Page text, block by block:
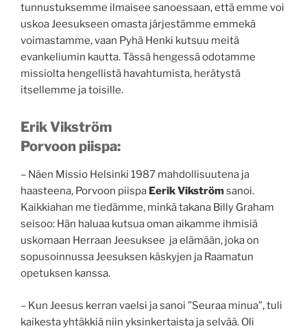
tunnustuksemme ilmaisee sanoessaan, että emme voi
uskoa Jeesukseen omasta järjestämme emmekä
voimastamme, vaan Pyhä Henki kutsuu meitä
evankeliumin kautta. Tässä hengessä odotamme
missiolta hengellistä havahtumista, herätystä
itsellemme ja toisille.
Erik Vikström
Porvoon piispa:
– Näen Missio Helsinki 1987 mahdollisuutena ja
haasteena, Porvoon piispa Eerik Vikströmsanoi.
Kaikkiahan me tiedämme, minkä takana Billy Graham
seisoo: Hän haluaa kutsua oman aikamme ihmisiä
uskomaan Herraan Jeesuksee ja elämään, joka on
sopusoinnussa Jeesuksen käskyjen ja Raamatun
opetuksen kanssa.
– Kun Jeesus kerran vaelsi ja sanoi ”Seuraa minua”, tuli
kaikesta yhtäkkiä niin yksinkertaista ja selvää. Oli